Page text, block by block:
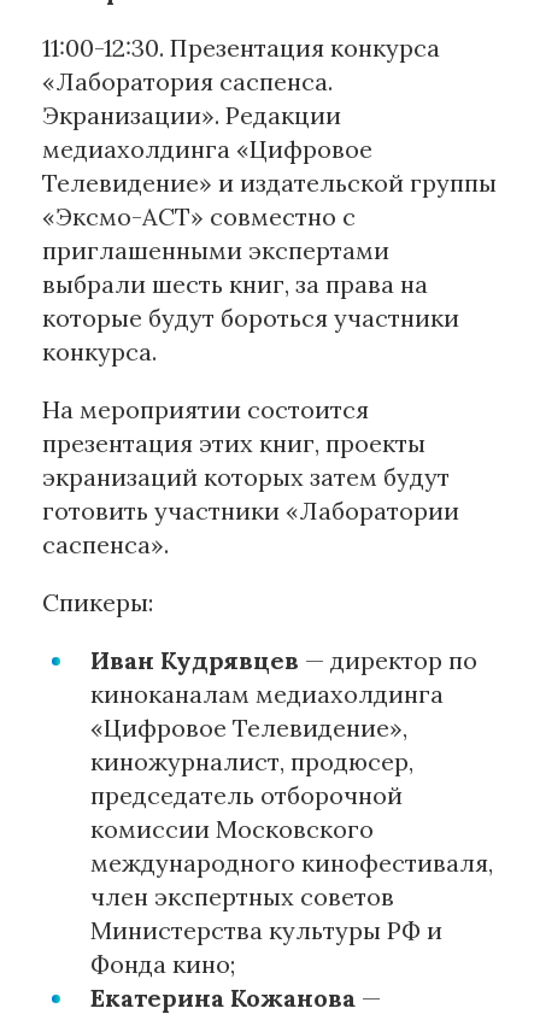
11:00-12:30. Презентация конкурса
«Лаборатория саспенса.
Экранизации». Редакции
медиахолдинга «Цифровое
Телевидение» и издательской группы
«Эксмо-АСТ» совместно с
приглашенными экспертами
выбрали шесть книг, за права на
которые будут бороться участники
конкурса.
На мероприятии состоится
презентация этих книг, проекты
экранизаций которых затем будут
готовить участники «Лаборатории
саспенса».
Спикеры:
Иван Кудрявцев — директор по
киноканалам медиахолдинга
«Цифровое Телевидение»,
киножурналист, продюсер,
председатель отборочной
комиссии Московского
международного кинофестиваля,
член экспертных советов
Министерства культуры РФ и
Фонда кино;
Екатерина Кожанова —